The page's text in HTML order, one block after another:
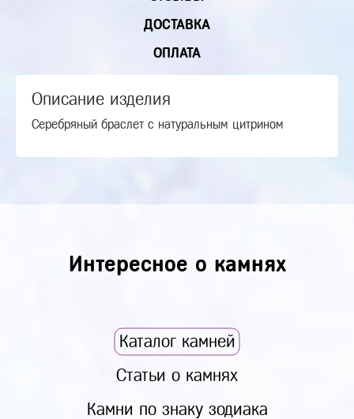
ДОСТАВКА
ОПЛАТА
Описание изделия
Серебряный браслет с натуральным цитрином
Интересное о камнях
Каталог камней
Статьи о камнях
Камни по знаку зодиака